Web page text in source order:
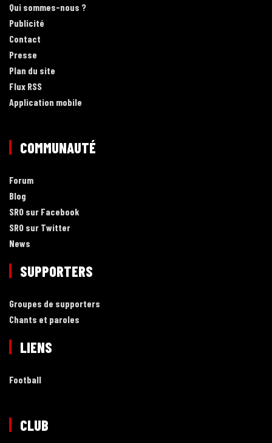
Qui sommes-nous ?
Publicité
Contact
Presse
Plan du site
Flux RSS
Application mobile
COMMUNAUTÉ
Forum
Blog
SRO sur Facebook
SRO sur Twitter
News
SUPPORTERS
Groupes de supporters
Chants et paroles
LIENS
Football
CLUB